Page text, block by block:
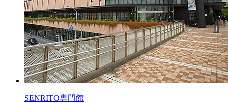
SENRITO専門館